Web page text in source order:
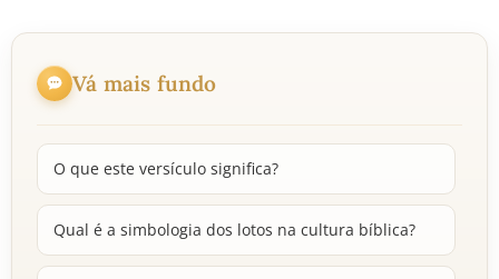
Vá mais fundo
O que este versículo significa?
Qual é a simbologia dos lotos na cultura bíblica?